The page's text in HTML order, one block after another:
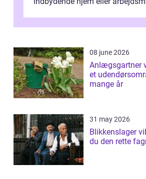
08 june 2026
Anlægsgartner vejle
et
mange år
31 may 2026
Blikkenslager viborg
du den rette